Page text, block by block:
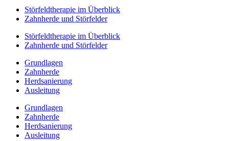
Störfeldtherapie im Überblick
Zahnherde und Störfelder
Störfeldtherapie im Überblick
Zahnherde und Störfelder
Grundlagen
Zahnherde
Herdsanierung
Ausleitung
Grundlagen
Zahnherde
Herdsanierung
Ausleitung